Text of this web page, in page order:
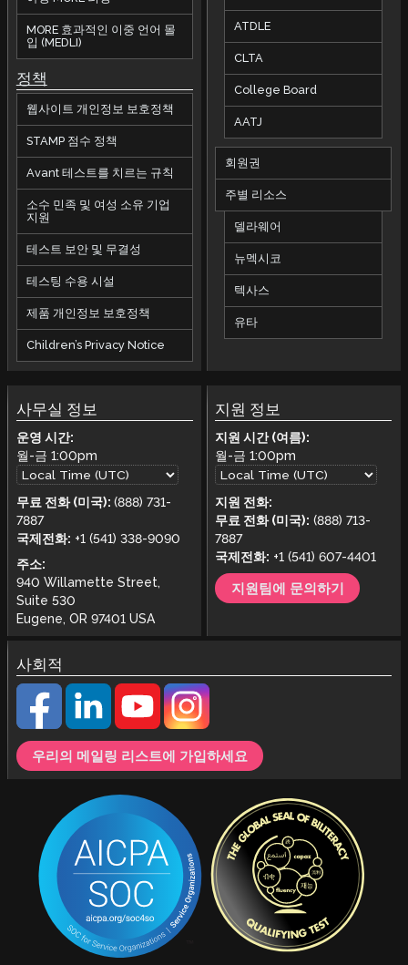
MORE 효과적인 이중 언어 몰
입 (MEDLI)
정책
웹사이트 개인정보 보호정책
STAMP 점수 정책
Avant 테스트를 치르는 규칙
소수 민족 및 여성 소유 기업
지원
테스트 보안 및 무결성
테스팅 수용 시설
제품 개인정보 보호정책
Children’s Privacy Notice
ATDLE
CLTA
College Board
AATJ
회원권
주별 리소스
델라웨어
뉴멕시코
텍사스
유타
사무실 정보
운영 시간:
월-금 1:00pm
무료 전화 (미국): (888) 731-
7887
국제전화: +1 (541) 338-9090
주소:
940 Willamette Street,
Suite 530
Eugene, OR 97401 USA
지원 정보
지원 시간 (여름):
월-금1:00pm
지원 전화:
무료 전화 (미국): (888) 713-
7887
국제전화: +1 (541) 607-4401
지원팀에 문의하기
사회적
우리의 메일링 리스트에 가입하세요